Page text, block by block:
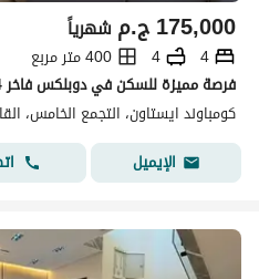
ج.م175,000 شهرياً
4
4
400 متر مربع
كومباوند ايستاون، التجمع الخامس،
الإيميل